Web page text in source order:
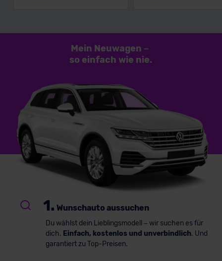
Mein Neuwagen –
so einfach wie nie.
1. Wunschauto aussuchen
Du wählst dein Lieblingsmodell – wir suchen es für
dich. Einfach, kostenlos und unverbindlich. Und
garantiert zu Top-Preisen.